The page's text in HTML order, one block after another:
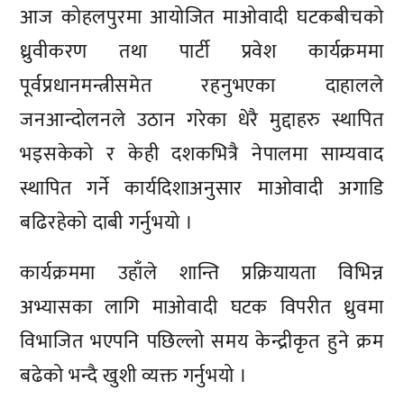
आज कोहलपुरमा आयोजित माओवादी घटकबीचको
ध्रुवीकरण तथा पार्टी प्रवेश कार्यक्रममा
पूर्वप्रधानमन्त्रीसमेत रहनुभएका दाहालले
जनआन्दोलनले उठान गरेका धेरै मुद्दाहरु स्थापित
भइसकेको र केही दशकभित्रै नेपालमा साम्यवाद
स्थापित गर्ने कार्यदिशाअनुसार माओवादी अगाडि
बढिरहेको दाबी गर्नुभयो ।
कार्यक्रममा उहाँले शान्ति प्रक्रियायता विभिन्न
अभ्यासका लागि माओवादी घटक विपरीत ध्रुवमा
विभाजित भएपनि पछिल्लो समय केन्द्रीकृत हुने क्रम
बढेको भन्दै खुशी व्यक्त गर्नुभयो ।